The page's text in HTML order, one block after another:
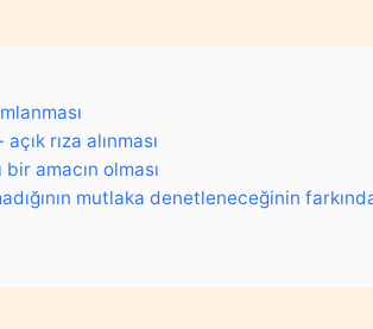
rıza alınması
amacın olması
mutlaka denetleneceğinin